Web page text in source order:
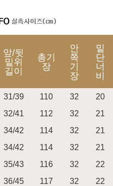
PAYCO 바로구매
앞/뒷
밑위
길이
총기
장
안
쪽
기
장
밑
단
너
비
31/39 110 32
20
32/41 112 32
21
34/42 114 32
21
34/42 114 32
21
35/43 116 32 22
36/45 117 32 22